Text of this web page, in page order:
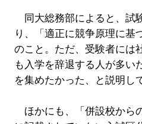
同大総務部によると、試
り、「適正に競争原理に基
のこと。ただ、受験者には
も入学を辞退する人が多い
を集めたかった、と説明し
ほかにも、「併設校から